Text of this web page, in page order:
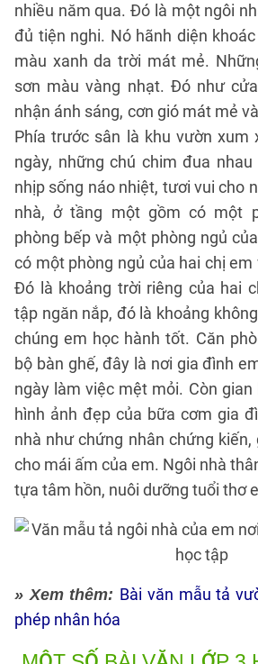
nhiều năm qua. Đó là một ngôi
đủ tiện nghi. Nó hãnh diện
màu xanh da trời mát mẻ.
sơn màu vàng nhạt. Đó như
nhận ánh sáng, cơn gió mát mẻ
Phía trước sân là khu vườn xum
ngày, những chú chim đua
nhịp sống náo nhiệt, tươi vui cho
nhà, ở tầng một gồm có một
phòng bếp và một phòng ngủ
có một phòng ngủ của hai chị
Đó là khoảng trời riêng của hai
tập ngăn nắp, đó là khoảng
chúng em học hành tốt. Căn
bộ bàn ghế, đây là nơi gia đình
ngày làm việc mệt mỏi. Còn
hình ảnh đẹp của bữa cơm gia
nhà như chứng nhân chứng kiến,
cho mái ấm của em. Ngôi nhà
tựa tâm hồn, nuôi dưỡng tuổi thơ
» Xem thêm: Bài văn mẫu tả
phép nhân hóa